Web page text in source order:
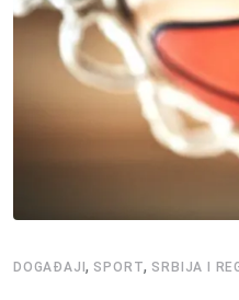
DOGAĐAJI, SPORT, SRBIJA I